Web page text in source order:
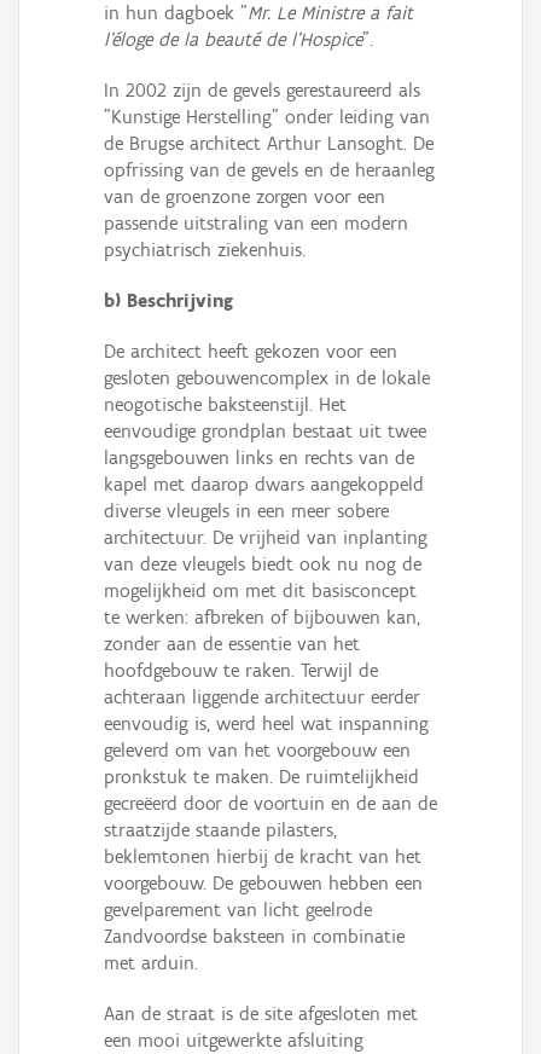
in hun dagboek "Mr. Le Ministre a fait
l'éloge de la beauté de l'Hospice".
In 2002 zijn de gevels gerestaureerd als
"Kunstige Herstelling" onder leiding van
de Brugse architect Arthur Lansoght. De
opfrissing van de gevels en de heraanleg
van de groenzone zorgen voor een
passende uitstraling van een modern
psychiatrisch ziekenhuis.
b) Beschrijving
De architect heeft gekozen voor een
gesloten gebouwencomplex in de lokale
neogotische baksteenstijl. Het
eenvoudige grondplan bestaat uit twee
langsgebouwen links en rechts van de
kapel met daarop dwars aangekoppeld
diverse vleugels in een meer sobere
architectuur. De vrijheid van inplanting
van deze vleugels biedt ook nu nog de
mogelijkheid om met dit basisconcept
te werken: afbreken of bijbouwen kan,
zonder aan de essentie van het
hoofdgebouw te raken. Terwijl de
achteraan liggende architectuur eerder
eenvoudig is, werd heel wat inspanning
geleverd om van het voorgebouw een
pronkstuk te maken. De ruimtelijkheid
gecreëerd door de voortuin en de aan de
straatzijde staande pilasters,
beklemtonen hierbij de kracht van het
voorgebouw. De gebouwen hebben een
gevelparement van licht geelrode
Zandvoordse baksteen in combinatie
met arduin.
Aan de straat is de site afgesloten met
een mooi uitgewerkte afsluiting